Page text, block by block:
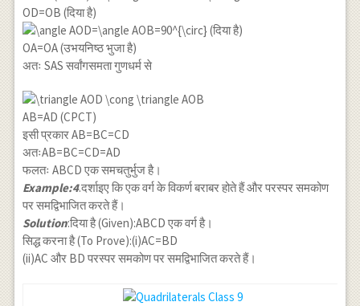
OD=OB (दिया है)
(दिया है)
OA=OA (उभयनिष्ठ भुजा है)
अतः SAS सर्वांगसमता गुणधर्म से
AB=AD (CPCT)
इसी प्रकार AB=BC=CD
अतःAB=BC=CD=AD
फलतः ABCD एक समचतुर्भुज है।
Example:4.दर्शाइए कि एक वर्ग के विकर्ण बराबर होते हैं और परस्पर समकोण
पर समद्विभाजित करते हैं।
Solution:दिया है (Given):ABCD एक वर्ग है।
सिद्ध करना है (To Prove):(i)AC=BD
(ii)AC और BD परस्पर समकोण पर समद्विभाजित करते हैं।